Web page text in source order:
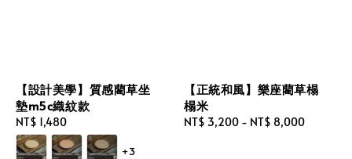
【設計美學】質感藺草坐
墊m5c織紋款
Regular
price
NT$ 1,480
+3
【正統和風】樂座藺草榻
榻米
Regular
NT$ 3,200 - NT$ 8,000